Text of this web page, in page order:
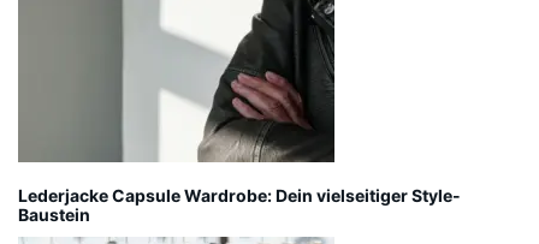
Lederjacke Capsule Wardrobe: Dein vielseitiger Style-
Baustein